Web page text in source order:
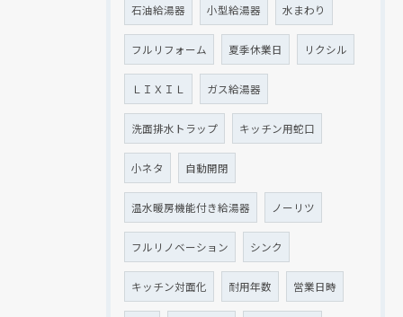
石油給湯器 小型給湯器 水まわり
フルリフォーム 夏季休業日 リクシル
ＬＩＸＩＬ ガス給湯器
洗面排水トラップ キッチン用蛇口
小ネタ 自動開閉
温水暖房機能付き給湯器 ノーリツ
フルリノベーション シンク
キッチン対面化 耐用年数 営業日時